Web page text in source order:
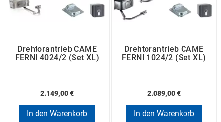
Drehtorantrieb CAME
FERNI 4024/2 (Set XL)
2.149,00 €
In den Warenkorb
Drehtorantrieb CAME
FERNI 1024/2 (Set XL)
2.089,00 €
In den Warenkorb